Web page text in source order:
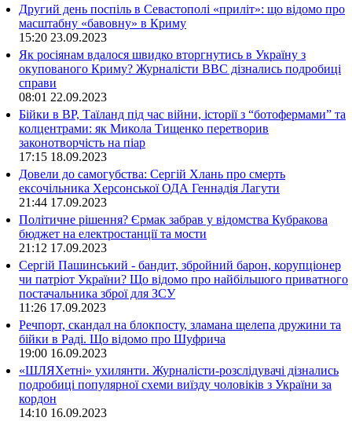
Другий день поспіль в Севастополі «приліт»: що відомо про
масштабну «бавовну» в Криму
15:20 23.09.2023
Як росіянам вдалося швидко вторгнутись в Україну з
окупованого Криму? Журналісти ВВС дізнались подробиці
справи
08:01 22.09.2023
Бійки в ВР, Таїланд під час війни, історії з “ботофермами” та
колцентрами: як Микола Тищенко перетворив
законотворчість на піар
17:15 18.09.2023
Довели до самогубства: Сергій Хлань про смерть
ексочільника Херсонської ОДА Геннадія Лагути
21:44 17.09.2023
Політичне рішення? Єрмак забрав у відомства Кубракова
бюджет на електростанції та мости
21:12 17.09.2023
Сергій Пашинський - бандит, збройний барон, корупціонер
чи патріот України? Що відомо про найбільшого приватного
постачальника зброї для ЗСУ
11:26 17.09.2023
Речпорт, скандал на блокпосту, зламана щелепа дружини та
бійки в Раді. Що відомо про Шуфрича
19:00 16.09.2023
«ШЛЯХетні» ухилянти. Журналісти-розслідувачі дізнались
подробиці популярної схеми виїзду чоловіків з України за
кордон
14:10 16.09.2023